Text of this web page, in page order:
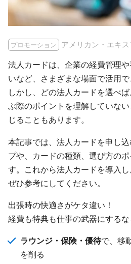
プロモーション アメリカン・エキス
法人カードは、企業の経費管理
いなど、さまざまな場面で活用で
しかし、どの法人カードを選べ
ぶ際のポイントを理解していな
じることもあります。
本記事では、法人カードを申し
プや、カードの種類、選び方の
す。これから法人カードを導入し
ぜひ参考にしてください。
出張時の快適さがケタ違い！
経費も特典も仕事の武器にする
ラウンジ・保険・優待で、移
を削る